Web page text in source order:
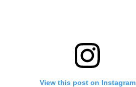
View this post on Instagram